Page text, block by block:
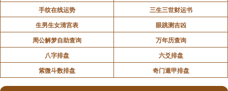
手纹在线运势
三生三世财运书
生男生女清宫表
眼跳测吉凶
周公解梦自助查询
万年历查询
八字排盘
六爻排盘
紫微斗数排盘
奇门遁甲排盘